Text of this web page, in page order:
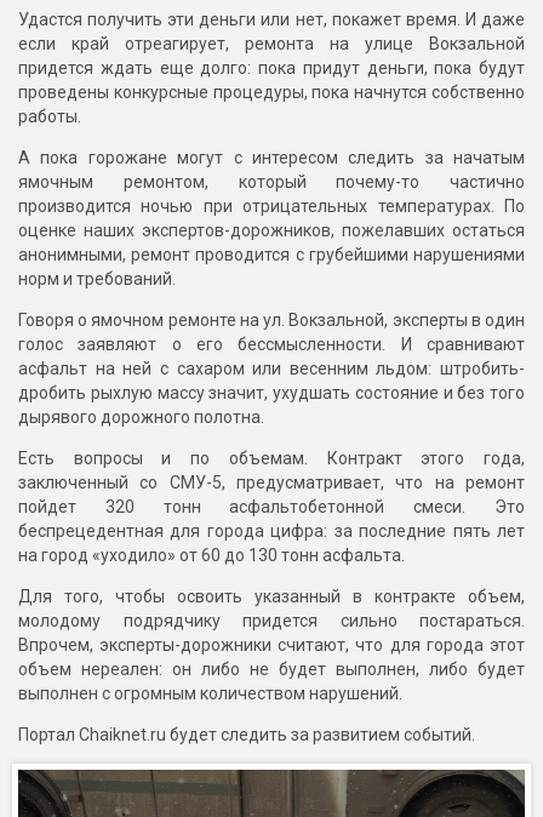
Удастся получить эти деньги или нет, покажет время. И даже
если край отреагирует, ремонта на улице Вокзальной
придется ждать еще долго: пока придут деньги, пока будут
проведены конкурсные процедуры, пока начнутся собственно
работы.
А пока горожане могут с интересом следить за начатым
ямочным ремонтом, который почему-то частично
производится ночью при отрицательных температурах. По
оценке наших экспертов-дорожников, пожелавших остаться
анонимными, ремонт проводится с грубейшими нарушениями
норм и требований.
Говоря о ямочном ремонте на ул. Вокзальной, эксперты в один
голос заявляют о его бессмысленности. И сравнивают
асфальт на ней с сахаром или весенним льдом: штробить-
дробить рыхлую массу значит, ухудшать состояние и без того
дырявого дорожного полотна.
Есть вопросы и по объемам. Контракт этого года,
заключенный со СМУ-5, предусматривает, что на ремонт
пойдет 320 тонн асфальтобетонной смеси. Это
беспрецедентная для города цифра: за последние пять лет
на город «уходило» от 60 до 130 тонн асфальта.
Для того, чтобы освоить указанный в контракте объем,
молодому подрядчику придется сильно постараться.
Впрочем, эксперты-дорожники считают, что для города этот
объем нереален: он либо не будет выполнен, либо будет
выполнен с огромным количеством нарушений.
Портал Chaiknet.ru будет следить за развитием событий.